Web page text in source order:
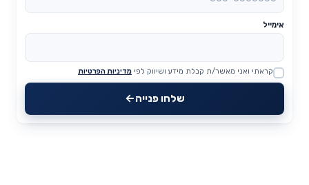
אימייל
Website
קראתי ואני מאשר/ת קבלת מידע ושיווק לפי מדיניות הפרטיות
שלחו פנייה